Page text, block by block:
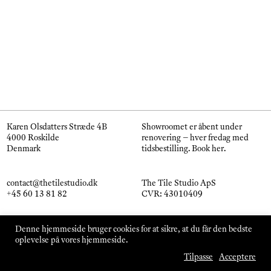
Karen Olsdatters Stræde 4B
4000 Roskilde
Denmark
Showroomet er åbent under
renovering – hver fredag med
tidsbestilling.Book her.
contact@thetilestudio.dk
+45 60 13 81 82
The Tile Studio ApS
CVR: 43010409
Instagram
Pinterest
Handelsbetingelser
Denne hjemmeside bruger cookies for at sikre, at du får den bedste
oplevelse på vores hjemmeside.
Tilpasse
Acceptere